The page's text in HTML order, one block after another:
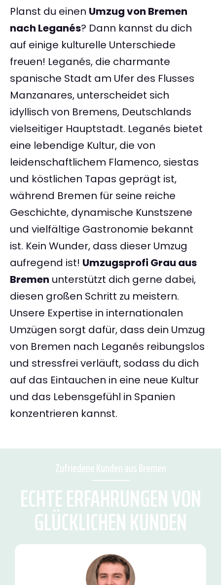
Planst du einen Umzug von Bremen
nach Leganés? Dann kannst du dich
auf einige kulturelle Unterschiede
freuen! Leganés, die charmante
spanische Stadt am Ufer des Flusses
Manzanares, unterscheidet sich
idyllisch von Bremens, Deutschlands
vielseitiger Hauptstadt. Leganés bietet
eine lebendige Kultur, die von
leidenschaftlichem Flamenco, siestas
und köstlichen Tapas geprägt ist,
während Bremen für seine reiche
Geschichte, dynamische Kunstszene
und vielfältige Gastronomie bekannt
ist. Kein Wunder, dass dieser Umzug
aufregend ist! Umzugsprofi Grau aus
Bremen unterstützt dich gerne dabei,
diesen großen Schritt zu meistern.
Unsere Expertise in internationalen
Umzügen sorgt dafür, dass dein Umzug
von Bremen nach Leganés reibungslos
und stressfrei verläuft, sodass du dich
auf das Eintauchen in eine neue Kultur
und das Lebensgefühl in Spanien
konzentrieren kannst.
Zufriedene Kunden aus Bremen
ECHTE ERFAHRUNGEN VON
GLÜCKLICHEN KUNDEN